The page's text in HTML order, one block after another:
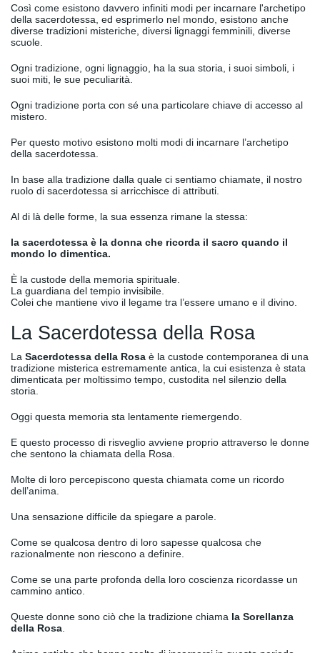
Così come esistono davvero infiniti modi per incarnare l'archetipo
della sacerdotessa, ed esprimerlo nel mondo, esistono anche
diverse tradizioni misteriche, diversi lignaggi femminili, diverse
scuole.
Ogni tradizione, ogni lignaggio, ha la sua storia, i suoi simboli, i
suoi miti, le sue peculiarità.
Ogni tradizione porta con sé una particolare chiave di accesso al
mistero.
Per questo motivo esistono molti modi di incarnare l’archetipo
della sacerdotessa.
In base alla tradizione dalla quale ci sentiamo chiamate, il nostro
ruolo di sacerdotessa si arricchisce di attributi.
Al di là delle forme, la sua essenza rimane la stessa:
la sacerdotessa è la donna che ricorda il sacro quando il
mondo lo dimentica.
È la custode della memoria spirituale.
La guardiana del tempio invisibile.
Colei che mantiene vivo il legame tra l’essere umano e il divino.
La Sacerdotessa della Rosa
La Sacerdotessa della Rosa è la custode contemporanea di una
tradizione misterica estremamente antica, la cui esistenza è stata
dimenticata per moltissimo tempo, custodita nel silenzio della
storia.
Oggi questa memoria sta lentamente riemergendo.
E questo processo di risveglio avviene proprio attraverso le donne
che sentono la chiamata della Rosa.
Molte di loro percepiscono questa chiamata come un ricordo
dell’anima.
Una sensazione difficile da spiegare a parole.
Come se qualcosa dentro di loro sapesse qualcosa che
razionalmente non riescono a definire.
Come se una parte profonda della loro coscienza ricordasse un
cammino antico.
Queste donne sono ciò che la tradizione chiama la Sorellanza
della Rosa